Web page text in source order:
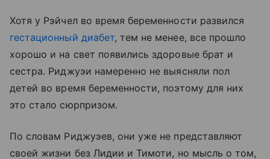
Хотя у Рэйчел во время беременности развился
гестационный диабет, тем не менее, все прошло
хорошо и на свет появились здоровые брат и
сестра. Риджуэи намеренно не выясняли пол
детей во время беременности, поэтому для них
это стало сюрпризом.
По словам Риджуэев, они уже не представляют
своей жизни без Лидии и Тимоти, но мысль о том,